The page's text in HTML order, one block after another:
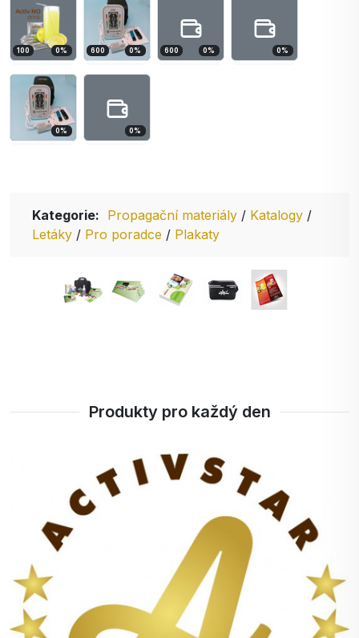
100 0% 600 0% 600 0% 0%
0% 0%
Kategorie: Propagační materiály / Katalogy /
Letáky / Pro poradce / Plakaty
Produkty pro každý den